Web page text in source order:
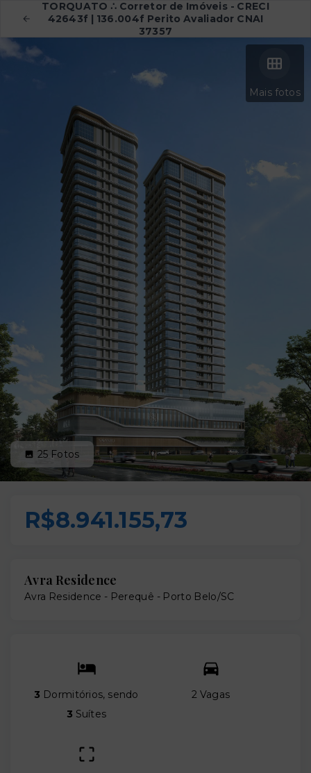
TORQUATO ∴ Corretor de Imóveis - CRECI
42643f | 136.004f Perito Avaliador CNAI
37357
Mais fotos
25 Fotos
R$8.941.155,73
Avra Residence
Avra Residence - Perequê - Porto Belo/SC
3 Dormitórios, sendo
3 Suítes
2 Vagas